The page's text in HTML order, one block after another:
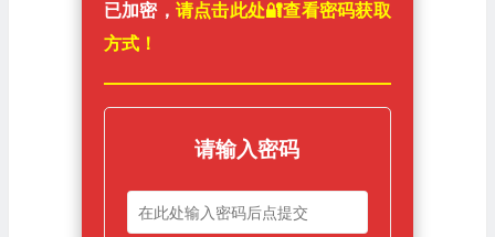
已加密， 请点击此处🔐️查看密码获取
方式！
请输入密码